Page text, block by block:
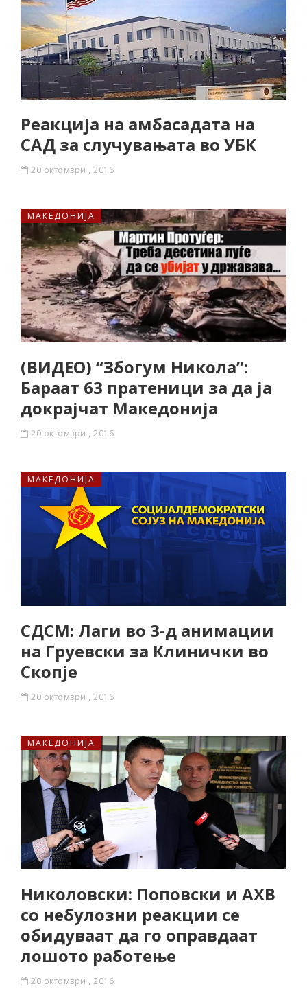
Реакција на амбасадата на
САД за случувањата во УБК
20 октомври , 2016
МАКЕДОНИЈА
(ВИДЕО) “Збогум Никола”:
Бараат 63 пратеници за да ја
докрајчат Македонија
20 октомври , 2016
МАКЕДОНИЈА
СДСМ: Лаги во 3-д анимации
на Груевски за Клинички во
Скопје
20 октомври , 2016
МАКЕДОНИЈА
Николовски: Поповски и АХВ
со небулозни реакции се
обидуваат да го оправдаат
лошото работење
20 октомври , 2016